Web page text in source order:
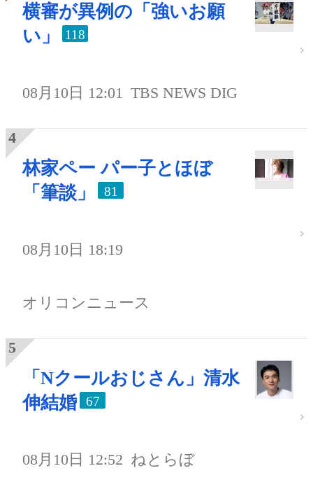
横審が異例の「強いお願
い」
118
08月10日 12:01 TBS NEWS DIG
林家ペー パー子とほぼ
「筆談」
81
08月10日 18:19
オリコンニュース
「Nクールおじさん」清水
伸結婚
67
08月10日 12:52 ねとらぼ